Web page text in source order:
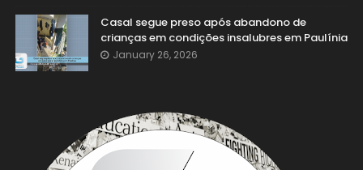
Casal segue preso após abandono de
crianças em condições insalubres em Paulínia
January 26, 2026